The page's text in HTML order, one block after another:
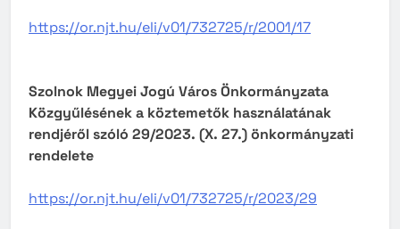
https://or.njt.hu/eli/v01/732725/r/2001/17
Szolnok Megyei Jogú Város Önkormányzata
Közgyűlésének a köztemetők használatának
rendjéről szóló 29/2023. (X. 27.) önkormányzati
rendelete
https://or.njt.hu/eli/v01/732725/r/2023/29